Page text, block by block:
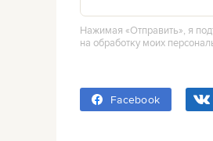
Нажимая «Отправить», я
на обработку моих
Facebook